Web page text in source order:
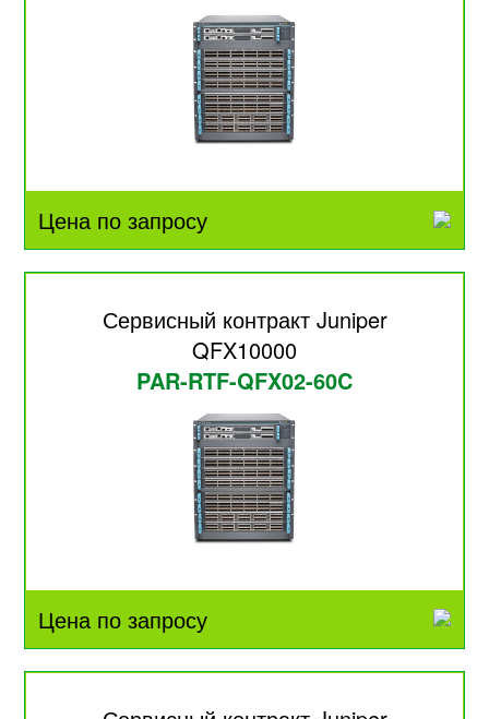
Цена по запросу
Сервисный контракт Juniper
QFX10000
PAR-RTF-QFX02-60C
Цена по запросу